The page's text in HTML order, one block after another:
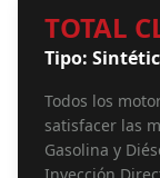
TOTAL
Tipo:
Todos los
satisfacer las
Gasolina y
Inyección